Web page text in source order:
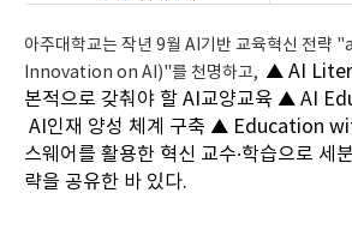
아주대학교는 작년 9월 AI기반 교육혁신 전략
Innovation on AI)"를 천명하고, ▲ AI
본적으로 갖춰야 할 AI교양교육 ▲ AI
AI인재 양성 체계 구축 ▲ Education
스웨어를 활용한 혁신 교수·학습으로 세
략을 공유한 바 있다.